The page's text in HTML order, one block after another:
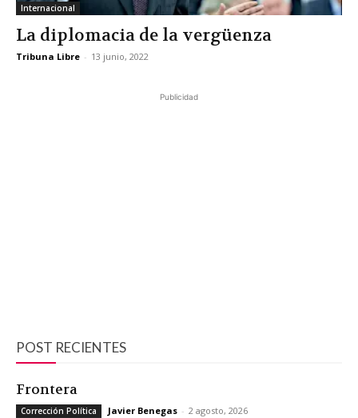
Internacional
La diplomacia de la vergüenza
Tribuna Libre - 13 junio, 2022
Publicidad
POST RECIENTES
Frontera
Corrección Política Javier Benegas - 2 agosto, 2026